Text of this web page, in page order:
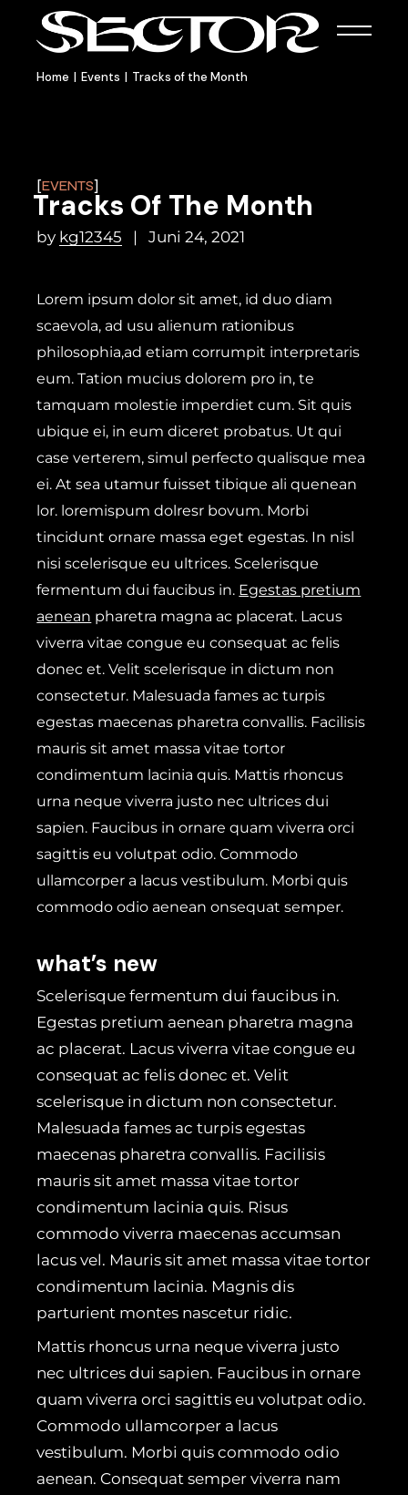
Home Events Tracks of the Month
EVENTS
Tracks Of The Month
by kg12345 Juni 24, 2021
Lorem ipsum dolor sit amet, id duo diam
scaevola, ad usu alienum rationibus
philosophia,ad etiam corrumpit interpretaris
eum. Tation mucius dolorem pro in, te
tamquam molestie imperdiet cum. Sit quis
ubique ei, in eum diceret probatus. Ut qui
case verterem, simul perfecto qualisque mea
ei. At sea utamur fuisset tibique ali quenean
lor. loremispum dolresr bovum. Morbi
tincidunt ornare massa eget egestas. In nisl
nisi scelerisque eu ultrices. Scelerisque
fermentum dui faucibus in. Egestas pretium
aenean pharetra magna ac placerat. Lacus
viverra vitae congue eu consequat ac felis
donec et. Velit scelerisque in dictum non
consectetur. Malesuada fames ac turpis
egestas maecenas pharetra convallis. Facilisis
mauris sit amet massa vitae tortor
condimentum lacinia quis. Mattis rhoncus
urna neque viverra justo nec ultrices dui
sapien. Faucibus in ornare quam viverra orci
sagittis eu volutpat odio. Commodo
ullamcorper a lacus vestibulum. Morbi quis
commodo odio aenean onsequat semper.
what’s new
Scelerisque fermentum dui faucibus in.
Egestas pretium aenean pharetra magna
ac placerat. Lacus viverra vitae congue eu
consequat ac felis donec et. Velit
scelerisque in dictum non consectetur.
Malesuada fames ac turpis egestas
maecenas pharetra convallis. Facilisis
mauris sit amet massa vitae tortor
condimentum lacinia quis. Risus
commodo viverra maecenas accumsan
lacus vel. Mauris sit amet massa vitae tortor
condimentum lacinia. Magnis dis
parturient montes nascetur ridic.
Mattis rhoncus urna neque viverra justo
nec ultrices dui sapien. Faucibus in ornare
quam viverra orci sagittis eu volutpat odio.
Commodo ullamcorper a lacus
vestibulum. Morbi quis commodo odio
aenean. Consequat semper viverra nam